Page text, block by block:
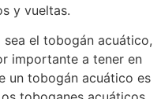
y vueltas.
el tobogán acuático,
importante a tener en
un tobogán acuático es